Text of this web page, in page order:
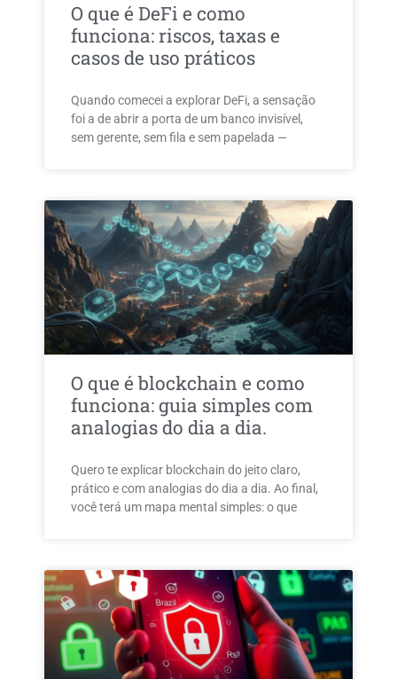
O que é DeFi e como
funciona: riscos, taxas e
casos de uso práticos
Quando comecei a explorar DeFi, a sensação
foi a de abrir a porta de um banco invisível,
sem gerente, sem fila e sem papelada —
O que é blockchain e como
funciona: guia simples com
analogias do dia a dia.
Quero te explicar blockchain do jeito claro,
prático e com analogias do dia a dia. Ao final,
você terá um mapa mental simples: o que